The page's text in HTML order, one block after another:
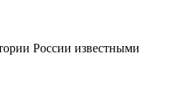
России известными